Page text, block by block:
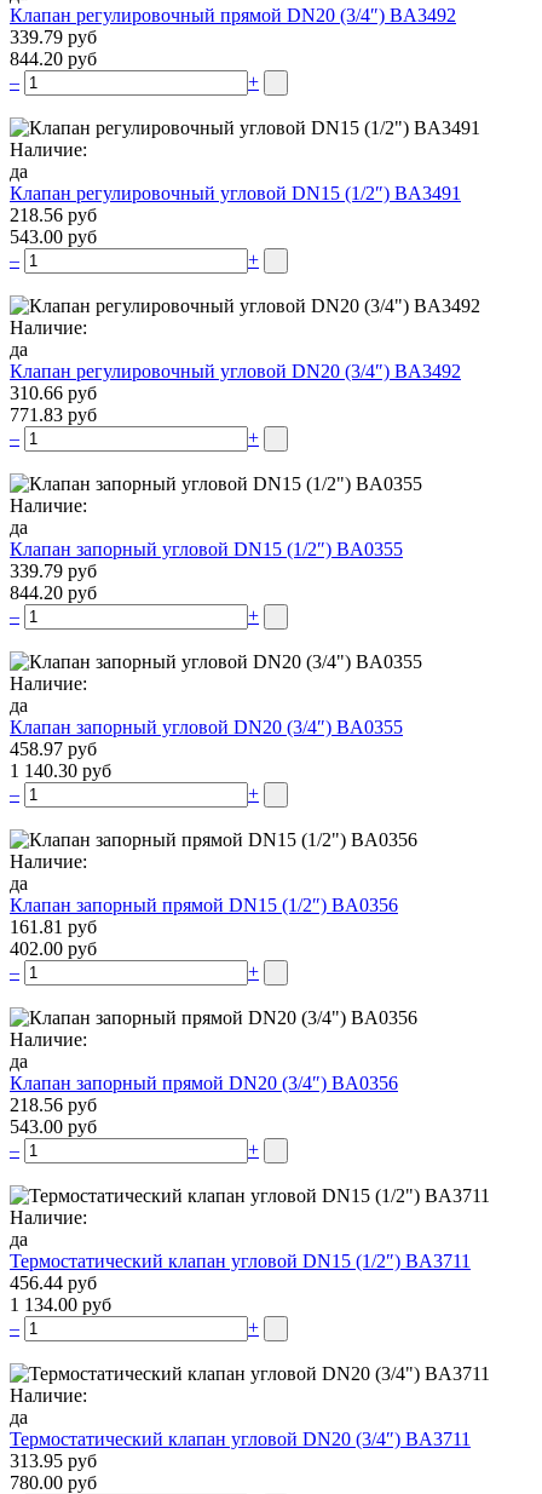
Клапан регулировочный прямой DN20 (3/4″) BA3492
339.79 руб
844.20 руб
–
+
Наличие:
да
Клапан регулировочный угловой DN15 (1/2″) BA3491
218.56 руб
543.00 руб
–
+
Наличие:
да
Клапан регулировочный угловой DN20 (3/4″) BA3492
310.66 руб
771.83 руб
–
+
Наличие:
да
Клапан запорный угловой DN15 (1/2″) BA0355
339.79 руб
844.20 руб
–
+
Наличие:
да
Клапан запорный угловой DN20 (3/4″) BA0355
458.97 руб
1 140.30 руб
–
+
Наличие:
да
Клапан запорный прямой DN15 (1/2″) BA0356
161.81 руб
402.00 руб
–
+
Наличие:
да
Клапан запорный прямой DN20 (3/4″) BA0356
218.56 руб
543.00 руб
–
+
Наличие:
да
Термостатический клапан угловой DN15 (1/2″) BA3711
456.44 руб
1 134.00 руб
–
+
Наличие:
да
Термостатический клапан угловой DN20 (3/4″) BA3711
313.95 руб
780.00 руб